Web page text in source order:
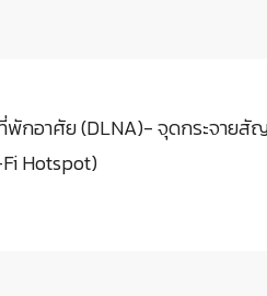
ที่พักอาศัย (DLNA)- จุดกระจาย
Hotspot)